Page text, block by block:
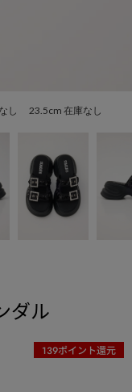
し 23.5cm 在庫なし
ダル
139ポイント還元